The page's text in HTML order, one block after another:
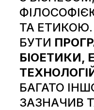
ТА
БУТИ
БІОЕТИКИ,
БАГАТО
ЗАЗНАЧИВ